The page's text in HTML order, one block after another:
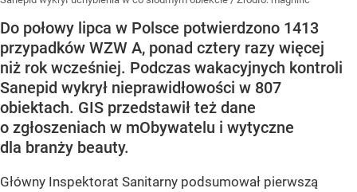
Do połowy lipca w Polsce potwierdzono 1413
przypadków WZW A, ponad cztery razy więcej
niż rok wcześniej. Podczas wakacyjnych kontroli
Sanepid wykrył nieprawidłowości w 807
obiektach. GIS przedstawił też dane
o zgłoszeniach w mObywatelu i wytyczne
dla branży beauty.
Główny Inspektorat Sanitarny podsumował pierwszą